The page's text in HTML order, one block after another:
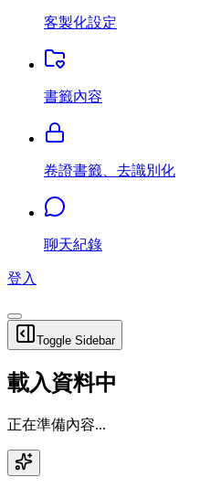
客製化設定
書籤內容
卷證書籤、去識別化
聊天紀錄
登入
Toggle Sidebar
載入資料中
正在準備內容...